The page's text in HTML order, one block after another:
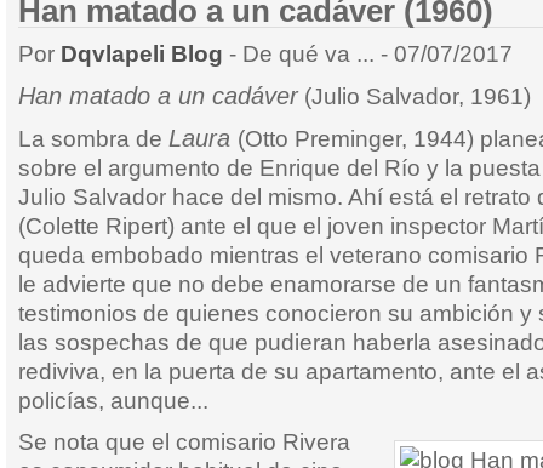
Han matado a un cadáver (1960)
Por Dqvlapeli Blog - De qué va ... - 07/07/2017
Han matado a un cadáver(Julio Salvador, 1961)
La sombra de Laura (Otto Preminger, 1944)
sobre el argumento de Enrique del Río y la
Julio Salvador hace del mismo. Ahí está el retrato
(Colette Ripert) ante el que el joven inspector
queda embobado mientras el veterano comisario
le advierte que no debe enamorarse de un
testimonios de quienes conocieron su ambición y
las sospechas de que pudieran haberla
rediviva, en la puerta de su apartamento, ante el
policías, aunque...
Se nota que el comisario Rivera